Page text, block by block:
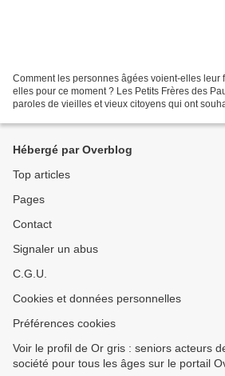
Comment les personnes âgées voient-elles leur
elles pour ce moment ? Les Petits Frères des
paroles de vieilles et vieux citoyens qui ont
Hébergé par Overblog
Top articles
Pages
Contact
Signaler un abus
C.G.U.
Cookies et données personnelles
Préférences cookies
Voir le profil de Or gris : seniors acteurs
société pour tous les âges sur le portail